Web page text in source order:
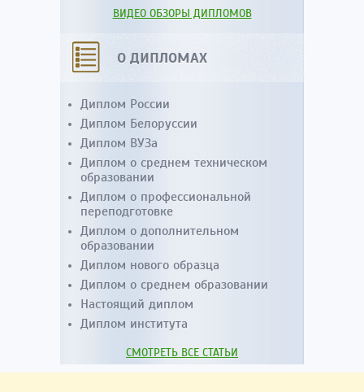
ВИДЕО ОБЗОРЫ ДИПЛОМОВ
О ДИПЛОМАХ
Диплом России
Диплом Белоруссии
Диплом ВУЗа
Диплом о среднем техническом
образовании
Диплом о профессиональной
переподготовке
Диплом о дополнительном
образовании
Диплом нового образца
Диплом о среднем образовании
Настоящий диплом
Диплом института
СМОТРЕТЬ ВСЕ СТАТЬИ